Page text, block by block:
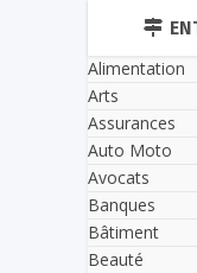
Alimentation
Arts
Assurances
Auto Moto
Avocats
Banques
Bâtiment
Beauté